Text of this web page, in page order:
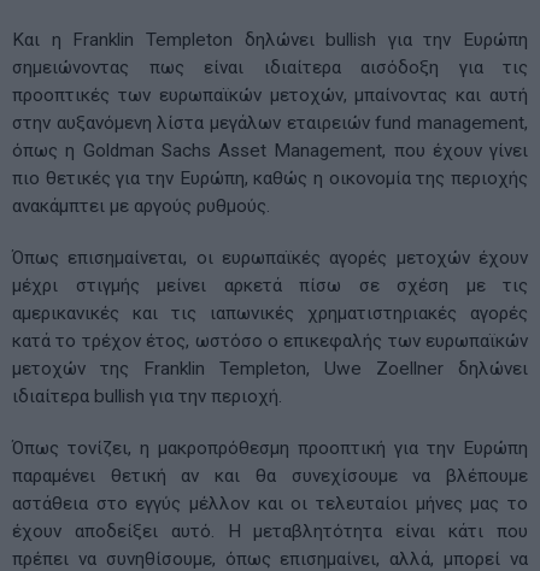
Και η Franklin Templeton δηλώνει bullish για την Ευρώπη
σημειώνοντας πως είναι ιδιαίτερα αισόδοξη για τις
προοπτικές των ευρωπαϊκών μετοχών, μπαίνοντας και αυτή
στην αυξανόμενη λίστα μεγάλων εταιρειών fund management,
όπως η Goldman Sachs Asset Management, που έχουν γίνει
πιο θετικές για την Ευρώπη, καθώς η οικονομία της περιοχής
ανακάμπτει με αργούς ρυθμούς.
Όπως επισημαίνεται, οι ευρωπαϊκές αγορές μετοχών έχουν
μέχρι στιγμής μείνει αρκετά πίσω σε σχέση με τις
αμερικανικές και τις ιαπωνικές χρηματιστηριακές αγορές
κατά το τρέχον έτος, ωστόσο ο επικεφαλής των ευρωπαϊκών
μετοχών της Franklin Templeton, Uwe Zoellner δηλώνει
ιδιαίτερα bullish για την περιοχή.
Όπως τονίζει, η μακροπρόθεσμη προοπτική για την Ευρώπη
παραμένει θετική αν και θα συνεχίσουμε να βλέπουμε
αστάθεια στο εγγύς μέλλον και οι τελευταίοι μήνες μας το
έχουν αποδείξει αυτό. Η μεταβλητότητα είναι κάτι που
πρέπει να συνηθίσουμε, όπως επισημαίνει, αλλά, μπορεί να